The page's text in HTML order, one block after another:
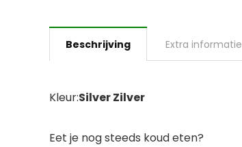
Beschrijving Extra informatie
Kleur:Silver Zilver
Eet je nog steeds koud eten?